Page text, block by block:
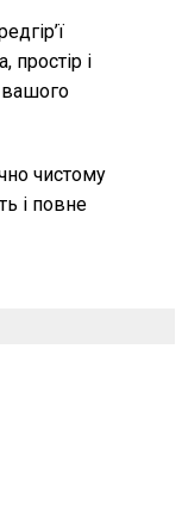
і
вашого
чистому
і повне